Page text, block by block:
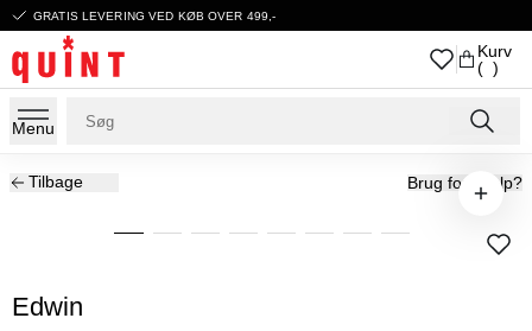
GRATIS LEVERING VED KØB OVER 499,-
Kurv
( )
Menu
Tilbage Brug for hjælp?
Edwin